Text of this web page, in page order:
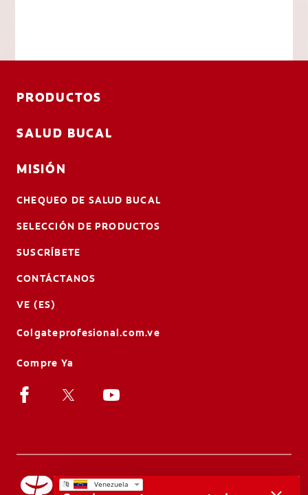
PRODUCTOS
SALUD BUCAL
MISIÓN
CHEQUEO DE SALUD BUCAL
SELECCIÓN DE PRODUCTOS
SUSCRÍBETE
CONTÁCTANOS
VE (ES)
Colgateprofesional.com.ve
Compre Ya